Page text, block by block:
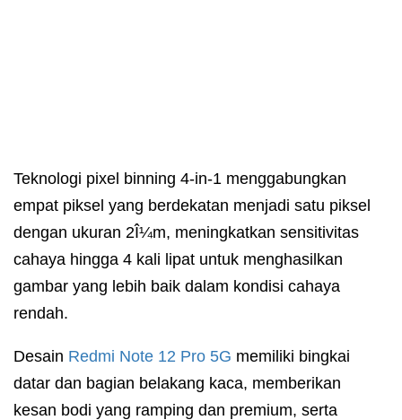
Teknologi pixel binning 4-in-1 menggabungkan
empat piksel yang berdekatan menjadi satu piksel
dengan ukuran 2Î¼m, meningkatkan sensitivitas
cahaya hingga 4 kali lipat untuk menghasilkan
gambar yang lebih baik dalam kondisi cahaya
rendah.
Desain Redmi Note 12 Pro 5G memiliki bingkai
datar dan bagian belakang kaca, memberikan
kesan bodi yang ramping dan premium, serta